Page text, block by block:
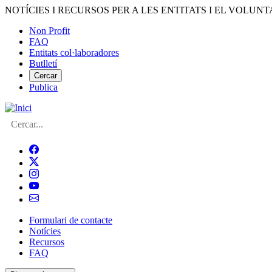
Vés
contingut
NOTÍCIES I RECURSOS PER A LES ENTITATS I EL
Menú
del
compte
d'usuari
Non Profit
FAQ
Entitats col·laboradores
Butlletí
Cercar
Publica
Cerca
Navegació
principal
de
Formulari de contacte
Notícies
Recursos
FAQ